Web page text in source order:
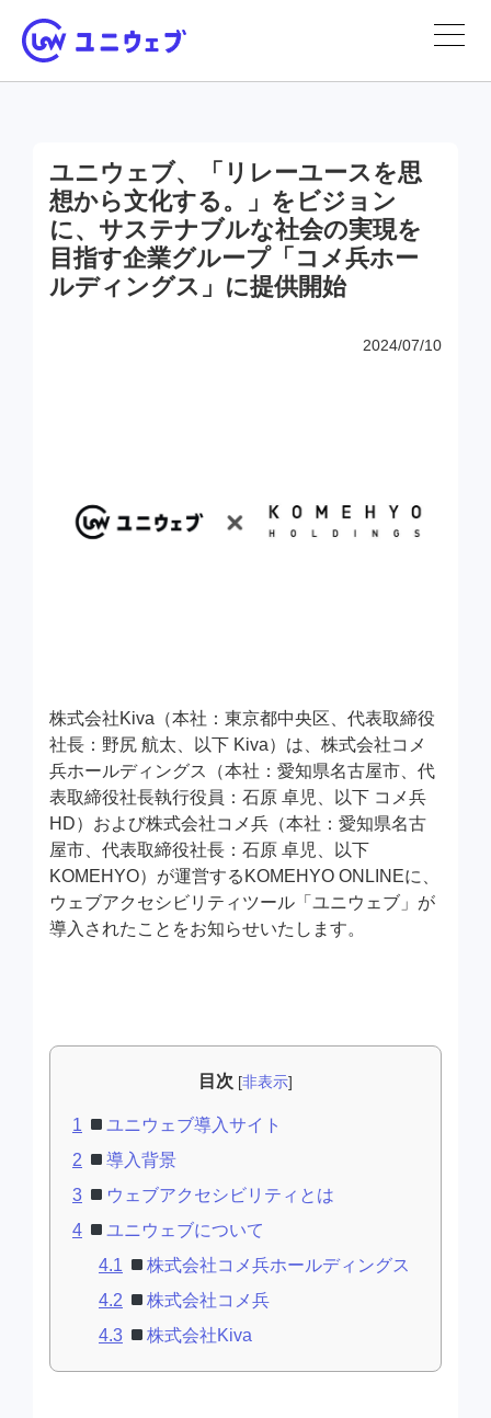
ユニウェブ、「リレーユースを思
想から文化する。」をビジョン
に、サステナブルな社会の実現を
目指す企業グループ「コメ兵ホー
ルディングス」に提供開始
2024/07/10
株式会社Kiva（本社：東京都中央区、代表取締役
社長：野尻 航太、以下 Kiva）は、株式会社コメ
兵ホールディングス（本社：愛知県名古屋市、代
表取締役社長執行役員：石原 卓児、以下 コメ兵
HD）および株式会社コメ兵（本社：愛知県名古
屋市、代表取締役社長：石原 卓児、以下
KOMEHYO）が運営するKOMEHYO ONLINEに、
ウェブアクセシビリティツール「ユニウェブ」が
導入されたことをお知らせいたします。
目次 [非表示]
1
ユニウェブ導入サイト
2
導入背景
3
ウェブアクセシビリティとは
4
ユニウェブについて
4.1
株式会社コメ兵ホールディングス
4.2
株式会社コメ兵
4.3
株式会社Kiva